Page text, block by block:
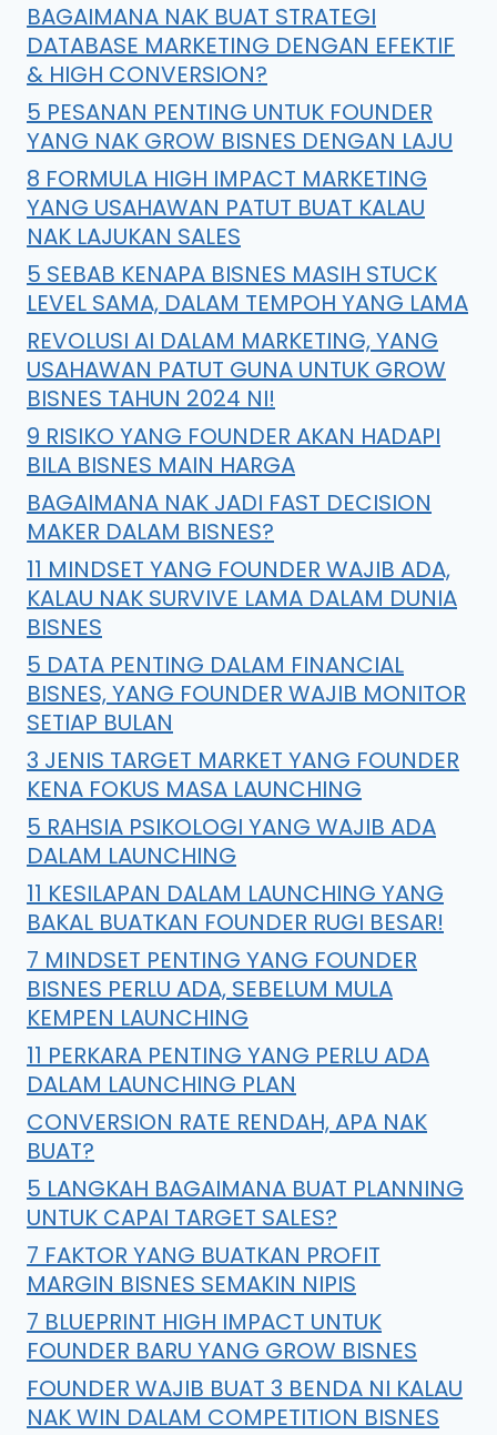
BAGAIMANA NAK BUAT STRATEGI
DATABASE MARKETING DENGAN EFEKTIF
& HIGH CONVERSION?
5 PESANAN PENTING UNTUK FOUNDER
YANG NAK GROW BISNES DENGAN LAJU
8 FORMULA HIGH IMPACT MARKETING
YANG USAHAWAN PATUT BUAT KALAU
NAK LAJUKAN SALES
5 SEBAB KENAPA BISNES MASIH STUCK
LEVEL SAMA, DALAM TEMPOH YANG LAMA
REVOLUSI AI DALAM MARKETING, YANG
USAHAWAN PATUT GUNA UNTUK GROW
BISNES TAHUN 2024 NI!
9 RISIKO YANG FOUNDER AKAN HADAPI
BILA BISNES MAIN HARGA
BAGAIMANA NAK JADI FAST DECISION
MAKER DALAM BISNES?
11 MINDSET YANG FOUNDER WAJIB ADA,
KALAU NAK SURVIVE LAMA DALAM DUNIA
BISNES
5 DATA PENTING DALAM FINANCIAL
BISNES, YANG FOUNDER WAJIB MONITOR
SETIAP BULAN
3 JENIS TARGET MARKET YANG FOUNDER
KENA FOKUS MASA LAUNCHING
5 RAHSIA PSIKOLOGI YANG WAJIB ADA
DALAM LAUNCHING
11 KESILAPAN DALAM LAUNCHING YANG
BAKAL BUATKAN FOUNDER RUGI BESAR!
7 MINDSET PENTING YANG FOUNDER
BISNES PERLU ADA, SEBELUM MULA
KEMPEN LAUNCHING
11 PERKARA PENTING YANG PERLU ADA
DALAM LAUNCHING PLAN
CONVERSION RATE RENDAH, APA NAK
BUAT?
5 LANGKAH BAGAIMANA BUAT PLANNING
UNTUK CAPAI TARGET SALES?
7 FAKTOR YANG BUATKAN PROFIT
MARGIN BISNES SEMAKIN NIPIS
7 BLUEPRINT HIGH IMPACT UNTUK
FOUNDER BARU YANG GROW BISNES
FOUNDER WAJIB BUAT 3 BENDA NI KALAU
NAK WIN DALAM COMPETITION BISNES